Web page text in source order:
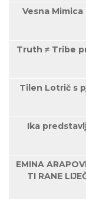
Vesna
Truth ≠ Tribe
Tilen Lotrič s
Ika
EMINA
TI RANE